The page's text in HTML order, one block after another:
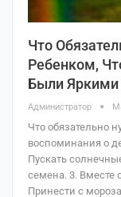
Что
Ребенком,
Были
Администратор
Что обязательно
воспоминания о
Пускать
семена. 3. Вместе
Принести с